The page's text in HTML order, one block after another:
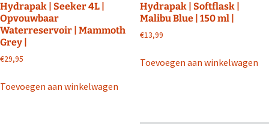
Hydrapak | Seeker 4L |
Opvouwbaar
Waterreservoir | Mammoth
Grey |
€29,95
Toevoegen aan winkelwagen
Hydrapak | Softflask |
Malibu Blue | 150 ml |
€13,99
Toevoegen aan winkelwagen